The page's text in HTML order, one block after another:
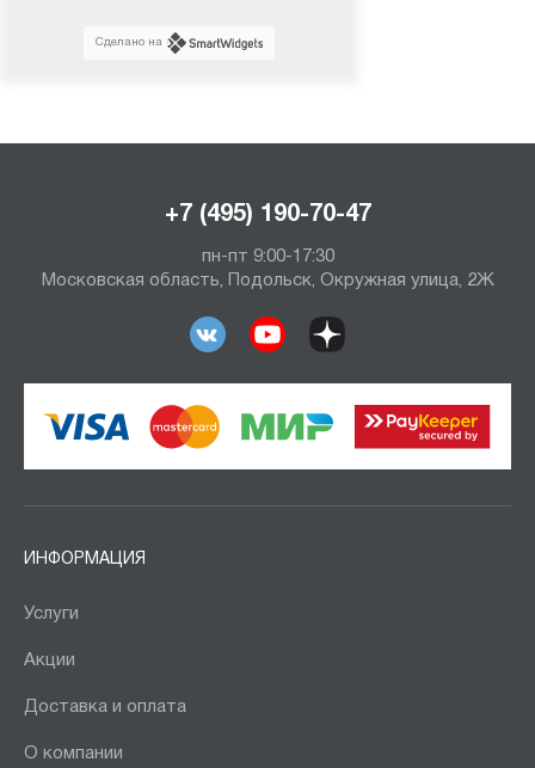
Сделано на
+7 (495) 190-70-47
пн-пт 9:00-17:30
Московская область, Подольск, Окружная улица, 2Ж
ИНФОРМАЦИЯ
Услуги
Акции
Доставка и оплата
О компании